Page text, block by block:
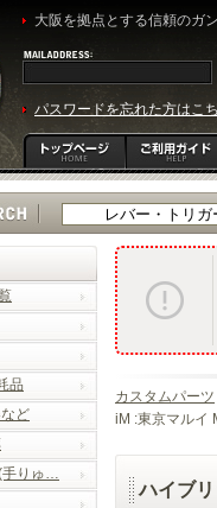
大阪を拠点とする信頼のガ
パスワードを忘れた方はこ
品
ど
手りゅ…
カスタムパーツ
iM :東京マルイ
ハイブ